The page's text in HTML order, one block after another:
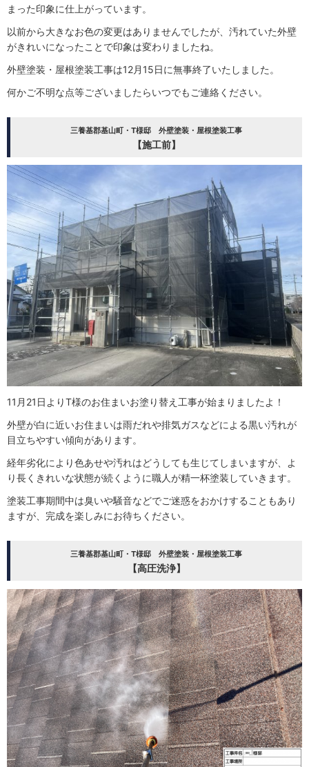
まった印象に仕上がっています。
以前から大きなお色の変更はありませんでしたが、汚れていた外壁
がきれいになったことで印象は変わりましたね。
外壁塗装・屋根塗装工事は12月15日に無事終了いたしました。
何かご不明な点等ございましたらいつでもご連絡ください。
三養基郡基山町・T様邸 外壁塗装・屋根塗装工事
【施工前】
11月21日よりT様のお住まいお塗り替え工事が始まりましたよ！
外壁が白に近いお住まいは雨だれや排気ガスなどによる黒い汚れが
目立ちやすい傾向があります。
経年劣化により色あせや汚れはどうしても生じてしまいますが、よ
り長くきれいな状態が続くように職人が精一杯塗装していきます。
塗装工事期間中は臭いや騒音などでご迷惑をおかけすることもあり
ますが、完成を楽しみにお待ちください。
三養基郡基山町・T様邸 外壁塗装・屋根塗装工事
【高圧洗浄】